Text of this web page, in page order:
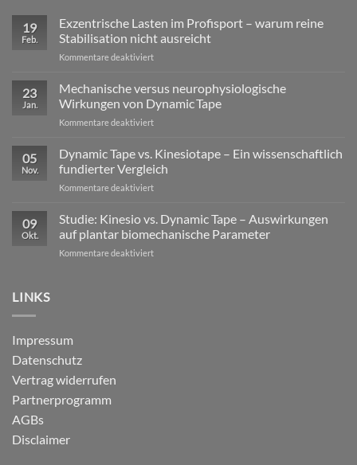
19
Feb.
Exzentrische Lasten im Profisport – warum reine
Stabilisation nicht ausreicht
Kommentare deaktiviertfür
im
Profisport
–
reine
Stabilisation
ausreicht
23
Jan.
Mechanische versus neurophysiologische
Wirkungen von Dynamic Tape
Kommentare deaktiviertfür
versus
neurophysiologische
Wirkungen
von
05
Nov.
Dynamic Tape vs. Kinesiotape – Ein wissenschaftlich
fundierter Vergleich
Kommentare deaktiviertfür
Tape
vs.
Kinesiotape
–
09
Okt.
Studie: Kinesio vs. Dynamic Tape – Auswirkungen
auf plantar biomechanische Parameter
Kommentare deaktiviertfür
LINKS
Impressum
Datenschutz
Vertrag widerrufen
Partnerprogramm
AGBs
Disclaimer